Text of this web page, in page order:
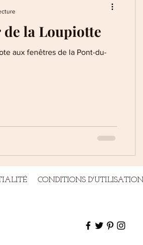
la Loupiotte
aux fenêtres de la Pont-du-
CONDITIONS D'UTILISATION